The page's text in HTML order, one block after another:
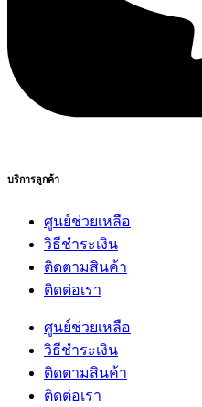
บริการลูกค้า
ศูนย์ช่วยเหลือ
วิธีชำระเงิน
ติดตามสินค้า
ติดต่อเรา
ศูนย์ช่วยเหลือ
วิธีชำระเงิน
ติดตามสินค้า
ติดต่อเรา